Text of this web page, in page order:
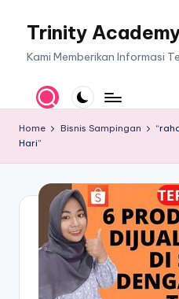
Trinity
Kami Memberikan Informasi
Home Bisnis Sampingan
Hari”